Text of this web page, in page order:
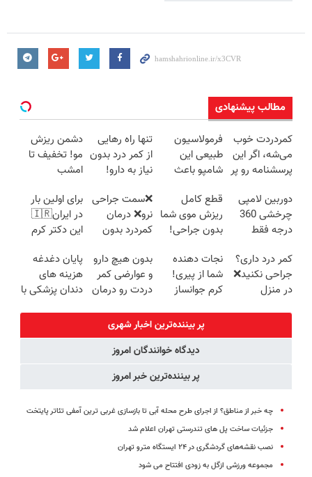
مطالب پیشنهادی
کمردردت خوب
می‌شه، اگر این
پرسشنامه رو پر
فرمولاسیون
طبیعی این
شامپو باعث
رویش مجدد
میشه
تنها راه رهایی
از کمر درد بدون
نیاز به دارو!
دشمن ریزش
مو! تخفیف تا
امشب
دوربین لامپی
چرخشی 360
درجه فقط
🔥 پرداخت
درب منزل
قطع کامل
ریزش موی شما
بدون جراحی!
تضمین کیفیت
❌سمت جراحی
نرو❌ درمان
کمردرد بدون
برای اولین بار
در ایران🇮🇷
این دکتر کرم
روزه ساخت!
کمر درد داری؟
جراحی نکنید❌
در منزل
نجات دهنده
شما از پیری!
کرم جوانساز
بدون هیچ دارو
و عوارضی کمر
دردت رو درمان
(پرسش‌نامه)
پایان دغدغه
هزینه های
دندان پزشکی با
پر بیننده‌ترین اخبار شهری
دیدگاه خوانندگان امروز
پر بیننده‌ترین خبر امروز
چه خبر از مناطق؟ از اجرای طرح محله آبی تا بازسازی غربی ترین آمفی تئاتر پایتخت
جزئیات ساخت پل های تندرستی تهران اعلام شد
نصب نقشه‌های گردشگری در ۲۴ ایستگاه مترو تهران
مجموعه ورزشی ازگل به زودی افتتاح می شود